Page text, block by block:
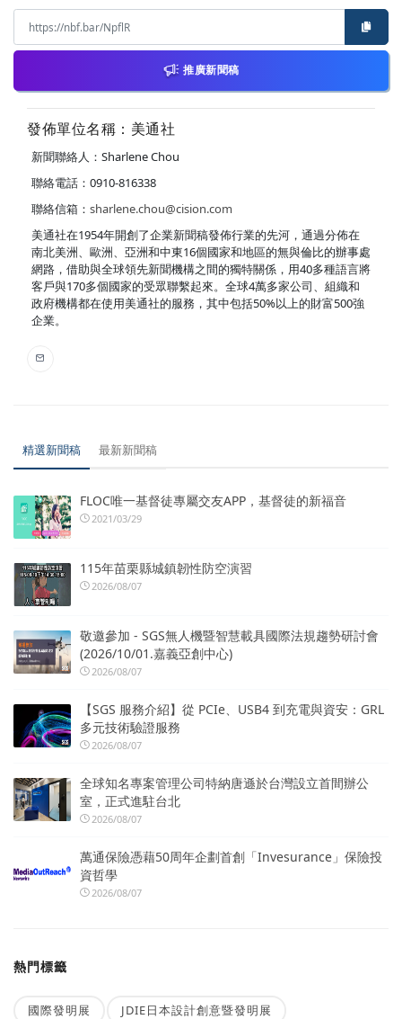
推廣新聞稿
發佈單位名稱：美通社
新聞聯絡人：Sharlene Chou
聯絡電話：0910-816338
聯絡信箱： sharlene.chou@cision.com
美通社在1954年開創了企業新聞稿發佈行業的先河，通過分佈在
南北美洲、歐洲、亞洲和中東16個國家和地區的無與倫比的辦事處
網路，借助與全球領先新聞機構之間的獨特關係，用40多種語言將
客戶與170多個國家的受眾聯繫起來。全球4萬多家公司、組織和
政府機構都在使用美通社的服務，其中包括50%以上的財富500強
企業。
精選新聞稿 最新新聞稿
FLOC唯一基督徒專屬交友APP，基督徒的新福音
2021/03/29
115年苗栗縣城鎮韌性防空演習
2026/08/07
敬邀參加 - SGS無人機暨智慧載具國際法規趨勢研討會
(2026/10/01.嘉義亞創中心)
2026/08/07
【SGS 服務介紹】從 PCIe、USB4 到充電與資安：GRL
多元技術驗證服務
2026/08/07
全球知名專案管理公司特納唐遜於台灣設立首間辦公
室，正式進駐台北
2026/08/07
萬通保險憑藉50周年企劃首創「Invesurance」保險投
資哲學
2026/08/07
熱門標籤
國際發明展 JDIE日本設計創意暨發明展